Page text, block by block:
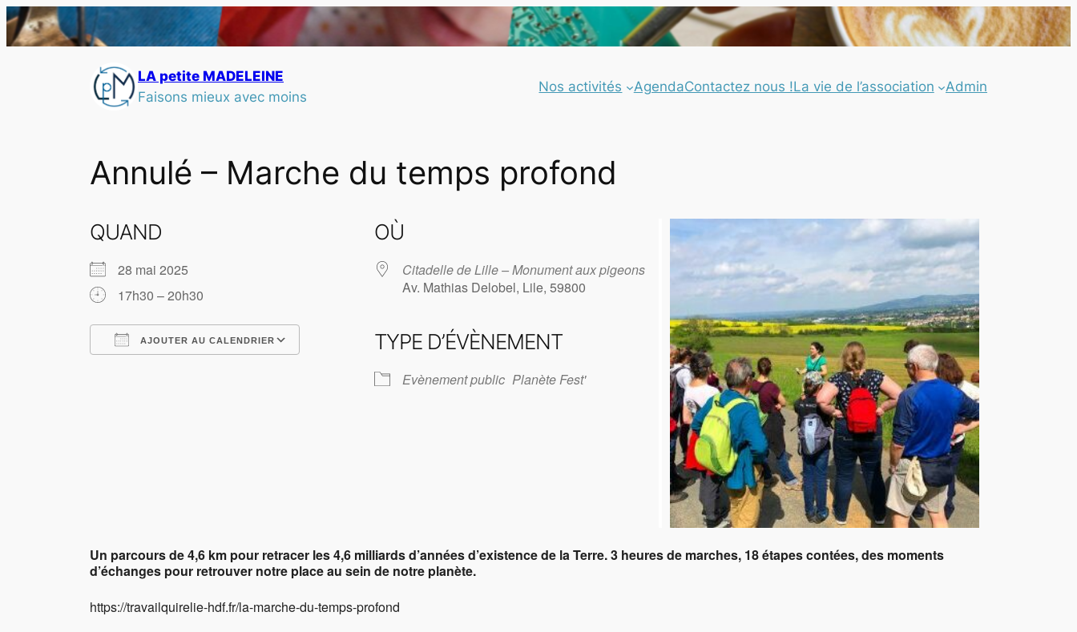
LA petite MADELEINE
Faisons mieux avec moins
Nos activités AgendaContactez nous !La vie de l’association Admin
Annulé – Marche du temps profond
QUAND
28 mai 2025
17h30 – 20h30
AJOUTER AU CALENDRIER
Calendrier Google Office 365 Outlook Live
OÙ
Citadelle de Lille – Monument aux pigeons
Av. Mathias Delobel, Lile, 59800
TYPE D’ÉVÈNEMENT
Evènement public Planète Fest'
Un parcours de 4,6 km pour retracer les 4,6 milliards d’années d’existence de la Terre. 3 heures de marches, 18 étapes contées, des moments
d’échanges pour retrouver notre place au sein de notre planète.
https://travailquirelie-hdf.fr/la-marche-du-temps-profond